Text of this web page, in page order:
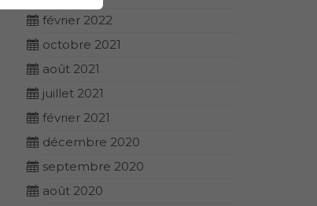
février 2022
octobre 2021
août 2021
juillet 2021
février 2021
décembre 2020
septembre 2020
août 2020